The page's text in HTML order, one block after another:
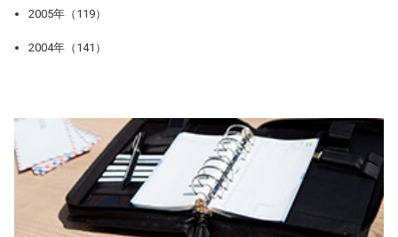
2005年（119）
2004年（141）